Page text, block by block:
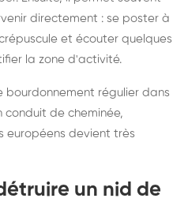
directement : se poster à
et écouter quelques
la zone d'activité.
bourdonnement régulier dans
conduit de cheminée,
européens devient très
un nid de